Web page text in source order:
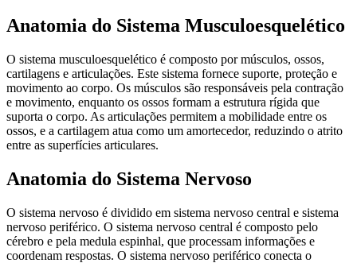
Anatomia do Sistema Musculoesquelético
O sistema musculoesquelético é composto por músculos, ossos,
cartilagens e articulações. Este sistema fornece suporte, proteção e
movimento ao corpo. Os músculos são responsáveis pela contração
e movimento, enquanto os ossos formam a estrutura rígida que
suporta o corpo. As articulações permitem a mobilidade entre os
ossos, e a cartilagem atua como um amortecedor, reduzindo o atrito
entre as superfícies articulares.
Anatomia do Sistema Nervoso
O sistema nervoso é dividido em sistema nervoso central e sistema
nervoso periférico. O sistema nervoso central é composto pelo
cérebro e pela medula espinhal, que processam informações e
coordenam respostas. O sistema nervoso periférico conecta o